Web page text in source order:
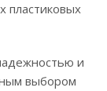
пластиковых
и
выбором